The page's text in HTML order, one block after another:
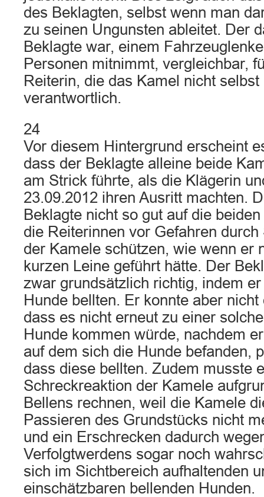
des Beklagten, selbst wenn man
zu seinen Ungunsten ableitet. Der
Beklagte war, einem
Personen mitnimmt, vergleichbar,
Reiterin, die das Kamel nicht selbst
verantwortlich.
24
Vor diesem Hintergrund erscheint
dass der Beklagte alleine beide
am Strick führte, als die Klägerin
23.09.2012 ihren Ausritt machten.
Beklagte nicht so gut auf die
die Reiterinnen vor Gefahren
der Kamele schützen, wie wenn er
kurzen Leine geführt hätte. Der
zwar grundsätzlich richtig, indem
Hunde bellten. Er konnte aber
dass es nicht erneut zu einer
Hunde kommen würde, nachdem
auf dem sich die Hunde befanden,
dass diese bellten. Zudem musste
Schreckreaktion der Kamele
Bellens rechnen, weil die Kamele
Passieren des Grundstücks nicht
und ein Erschrecken dadurch
Verfolgtwerdens sogar noch
sich im Sichtbereich aufhaltenden
einschätzbaren bellenden Hunden.